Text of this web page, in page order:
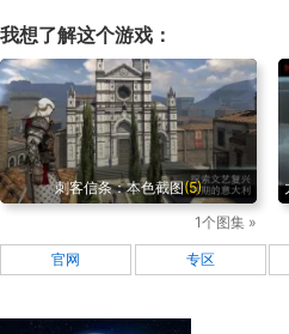
我想了解这个游戏：
刺客信条：本色截图(5)
1个图集 »
官网 专区